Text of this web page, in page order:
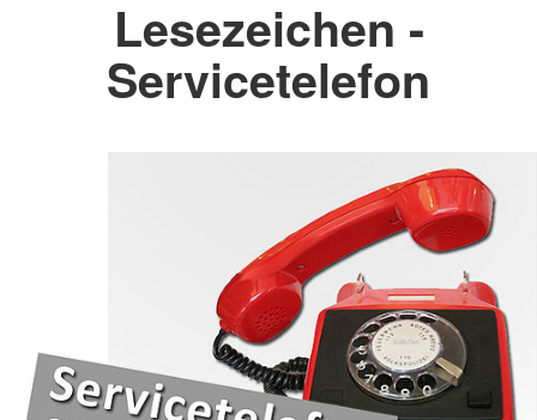
Lesezeichen -
Servicetelefon